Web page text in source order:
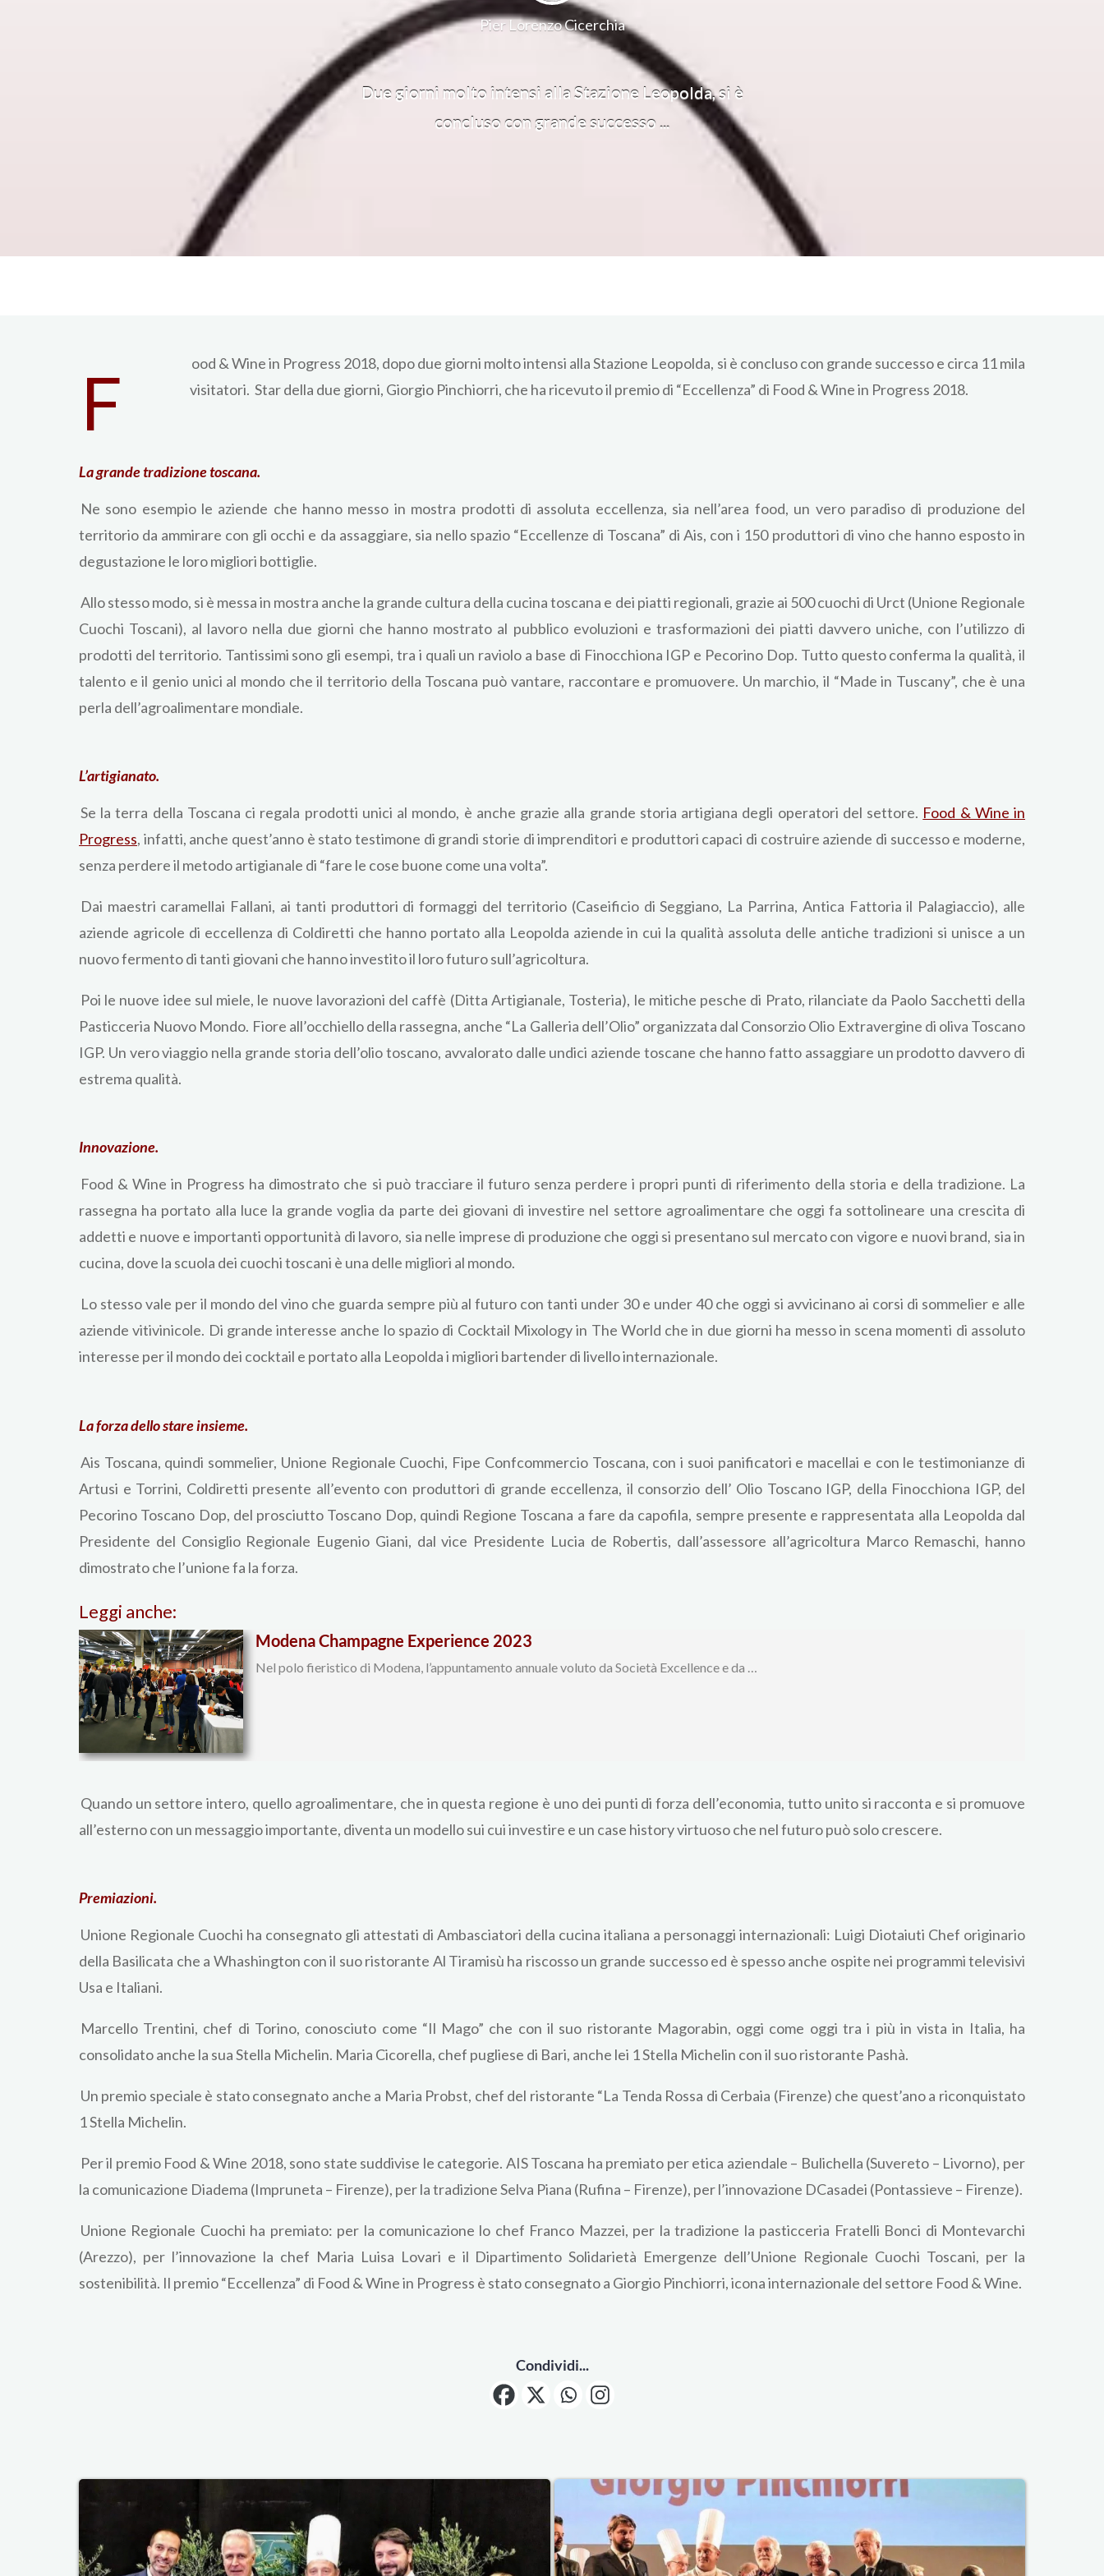
Pier Lorenzo Cicerchia
Due giorni molto intensi alla Stazione Leopolda, si è
concluso con grande successo ...
F
ood & Wine in Progress 2018, dopo due giorni molto intensi alla Stazione Leopolda, si è concluso con grande successo e circa 11 mila
visitatori. Star della due giorni, Giorgio Pinchiorri, che ha ricevuto il premio di “Eccellenza” di Food & Wine in Progress 2018.
La grande tradizione toscana.
Ne sono esempio le aziende che hanno messo in mostra prodotti di assoluta eccellenza, sia nell’area food, un vero paradiso di produzione del
territorio da ammirare con gli occhi e da assaggiare, sia nello spazio “Eccellenze di Toscana” di Ais, con i 150 produttori di vino che hanno esposto in
degustazione le loro migliori bottiglie.
Allo stesso modo, si è messa in mostra anche la grande cultura della cucina toscana e dei piatti regionali, grazie ai 500 cuochi di Urct (Unione Regionale
Cuochi Toscani), al lavoro nella due giorni che hanno mostrato al pubblico evoluzioni e trasformazioni dei piatti davvero uniche, con l’utilizzo di
prodotti del territorio. Tantissimi sono gli esempi, tra i quali un raviolo a base di Finocchiona IGP e Pecorino Dop. Tutto questo conferma la qualità, il
talento e il genio unici al mondo che il territorio della Toscana può vantare, raccontare e promuovere. Un marchio, il “Made in Tuscany”, che è una
perla dell’agroalimentare mondiale.
L’artigianato.
Se la terra della Toscana ci regala prodotti unici al mondo, è anche grazie alla grande storia artigiana degli operatori del settore. Food & Wine in
Progress, infatti, anche quest’anno è stato testimone di grandi storie di imprenditori e produttori capaci di costruire aziende di successo e moderne,
senza perdere il metodo artigianale di “fare le cose buone come una volta”.
Dai maestri caramellai Fallani, ai tanti produttori di formaggi del territorio (Caseificio di Seggiano, La Parrina, Antica Fattoria il Palagiaccio), alle
aziende agricole di eccellenza di Coldiretti che hanno portato alla Leopolda aziende in cui la qualità assoluta delle antiche tradizioni si unisce a un
nuovo fermento di tanti giovani che hanno investito il loro futuro sull’agricoltura.
Poi le nuove idee sul miele, le nuove lavorazioni del caffè (Ditta Artigianale, Tosteria), le mitiche pesche di Prato, rilanciate da Paolo Sacchetti della
Pasticceria Nuovo Mondo. Fiore all’occhiello della rassegna, anche “La Galleria dell’Olio” organizzata dal Consorzio Olio Extravergine di oliva Toscano
IGP. Un vero viaggio nella grande storia dell’olio toscano, avvalorato dalle undici aziende toscane che hanno fatto assaggiare un prodotto davvero di
estrema qualità.
Innovazione.
Food & Wine in Progress ha dimostrato che si può tracciare il futuro senza perdere i propri punti di riferimento della storia e della tradizione. La
rassegna ha portato alla luce la grande voglia da parte dei giovani di investire nel settore agroalimentare che oggi fa sottolineare una crescita di
addetti e nuove e importanti opportunità di lavoro, sia nelle imprese di produzione che oggi si presentano sul mercato con vigore e nuovi brand, sia in
cucina, dove la scuola dei cuochi toscani è una delle migliori al mondo.
Lo stesso vale per il mondo del vino che guarda sempre più al futuro con tanti under 30 e under 40 che oggi si avvicinano ai corsi di sommelier e alle
aziende vitivinicole. Di grande interesse anche lo spazio di Cocktail Mixology in The World che in due giorni ha messo in scena momenti di assoluto
interesse per il mondo dei cocktail e portato alla Leopolda i migliori bartender di livello internazionale.
La forza dello stare insieme.
Ais Toscana, quindi sommelier, Unione Regionale Cuochi, Fipe Confcommercio Toscana, con i suoi panificatori e macellai e con le testimonianze di
Artusi e Torrini, Coldiretti presente all’evento con produttori di grande eccellenza, il consorzio dell’ Olio Toscano IGP, della Finocchiona IGP, del
Pecorino Toscano Dop, del prosciutto Toscano Dop, quindi Regione Toscana a fare da capofila, sempre presente e rappresentata alla Leopolda dal
Presidente del Consiglio Regionale Eugenio Giani, dal vice Presidente Lucia de Robertis, dall’assessore all’agricoltura Marco Remaschi, hanno
dimostrato che l’unione fa la forza.
Leggi anche:
Modena Champagne Experience 2023
Nel polo fieristico di Modena, l’appuntamento annuale voluto da Società Excellence e da …
Quando un settore intero, quello agroalimentare, che in questa regione è uno dei punti di forza dell’economia, tutto unito si racconta e si promuove
all’esterno con un messaggio importante, diventa un modello sui cui investire e un case history virtuoso che nel futuro può solo crescere.
Premiazioni.
Unione Regionale Cuochi ha consegnato gli attestati di Ambasciatori della cucina italiana a personaggi internazionali: Luigi Diotaiuti Chef originario
della Basilicata che a Whashington con il suo ristorante Al Tiramisù ha riscosso un grande successo ed è spesso anche ospite nei programmi televisivi
Usa e Italiani.
Marcello Trentini, chef di Torino, conosciuto come “Il Mago” che con il suo ristorante Magorabin, oggi come oggi tra i più in vista in Italia, ha
consolidato anche la sua Stella Michelin. Maria Cicorella, chef pugliese di Bari, anche lei 1 Stella Michelin con il suo ristorante Pashà.
Un premio speciale è stato consegnato anche a Maria Probst, chef del ristorante “La Tenda Rossa di Cerbaia (Firenze) che quest’ano a riconquistato
1 Stella Michelin.
Per il premio Food & Wine 2018, sono state suddivise le categorie. AIS Toscana ha premiato per etica aziendale – Bulichella (Suvereto – Livorno), per
la comunicazione Diadema (Impruneta – Firenze), per la tradizione Selva Piana (Rufina – Firenze), per l’innovazione DCasadei (Pontassieve – Firenze).
Unione Regionale Cuochi ha premiato: per la comunicazione lo chef Franco Mazzei, per la tradizione la pasticceria Fratelli Bonci di Montevarchi
(Arezzo), per l’innovazione la chef Maria Luisa Lovari e il Dipartimento Solidarietà Emergenze dell’Unione Regionale Cuochi Toscani, per la
sostenibilità. Il premio “Eccellenza” di Food & Wine in Progress è stato consegnato a Giorgio Pinchiorri, icona internazionale del settore Food & Wine.
Condividi...